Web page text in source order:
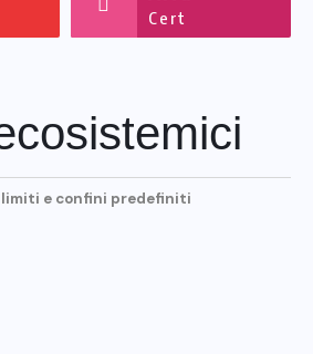
Cert
limiti e confini predefiniti